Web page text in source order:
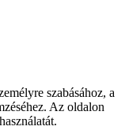
szabásához, a
Az oldalon